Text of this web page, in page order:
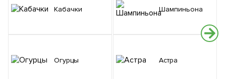
Кабачки
Огурцы
Шампиньона
Астра